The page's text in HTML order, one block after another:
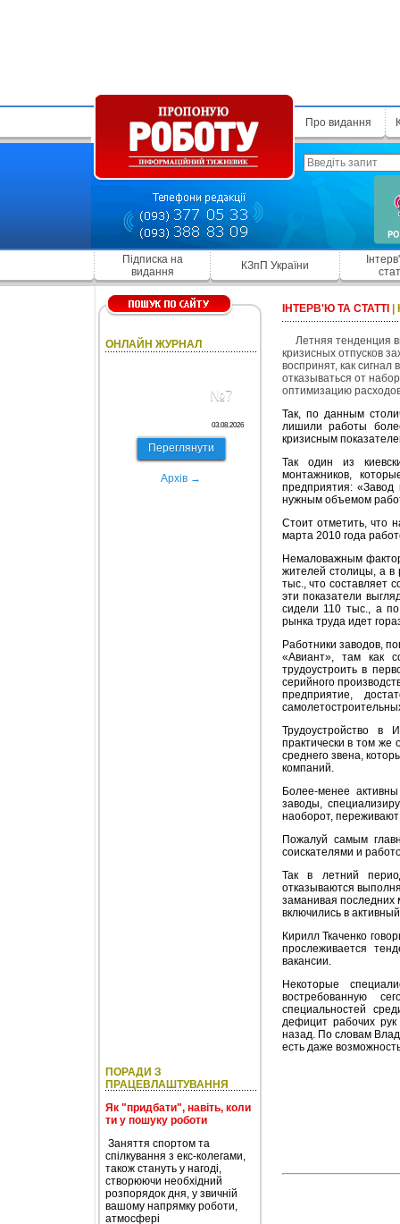
Про видання
Підписка на
видання
КЗпП України
ОНЛАЙН ЖУРНАЛ
№7
03.08.2026
Переглянути
Архів →
ПОРАДИ З
ПРАЦЕВЛАШТУВАННЯ
Як "придбати", навіть, коли
ти у пошуку роботи
Заняття спортом та
спілкування з екс-колегами,
також стануть у нагоді,
створюючи необхідний
розпорядок дня, у звичній
вашому напрямку роботи,
атмосфері
ІНТЕРВ'Ю ТА СТАТТІ
Летняя тенденция
кризисных отпусков
воспринят, как
отказываться от
оптимизацию
Так, по данным
лишили работы
кризисным
Так один из
монтажников,
предприятия:
нужным объемом
Стоит отметить, что
марта 2010 года
Немаловажным
жителей столицы, а в
тыс., что составляет
эти показатели
сидели 110 тыс., а
рынка труда идет
Работники заводов,
«Авиант», там как
трудоустроить в
серийного
предприятие,
Трудоустройство в
практически в том
среднего звена,
компаний.
Более-менее
заводы,
наоборот,
Пожалуй самым
соискателями и
Так в летний
отказываются
заманивая последних
включились в
Кирилл Ткаченко
прослеживается
вакансии.
Некоторые
востребованную
специальностей
дефицит рабочих
назад. По словам
есть даже